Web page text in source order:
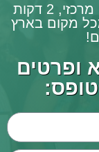
אפשרות לימודים במכללה במיקום מרכזי, 2 דקות
מקום בארץ
ופרטים